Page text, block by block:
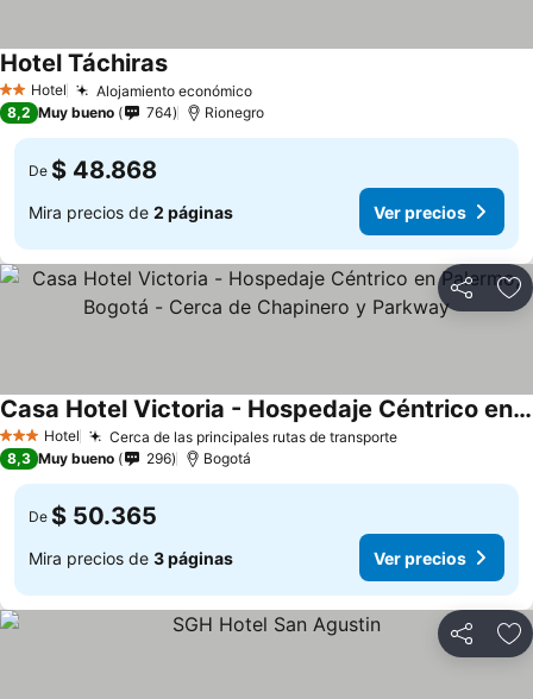
2 Estrellas
Hotel Alojamiento económicoVer precios
Hotel TáchirasVer precios
8,2 Muy bueno 764 Rionegro
De $ 48.868
Mira precios de 2 páginas Ver precios
Compartir
3 Estrellas
Hotel Cerca de las principales rutas de transporteVer precios
Casa Hotel Victoria - Hospedaje Céntrico en Palermo, Bogotá - Cerca de Chapinero y Parkway
Ver precios
8,3 Muy bueno 296 Bogotá
De $ 50.365
Mira precios de 3 páginas Ver precios
Compartir